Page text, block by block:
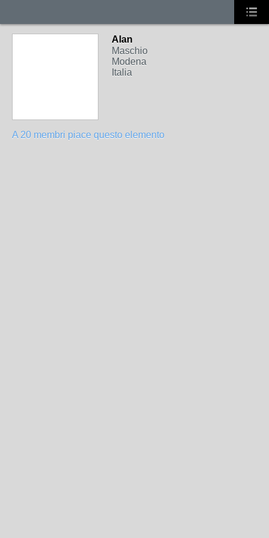
Alan
Maschio
Modena
Italia
A 20 membri piace questo elemento